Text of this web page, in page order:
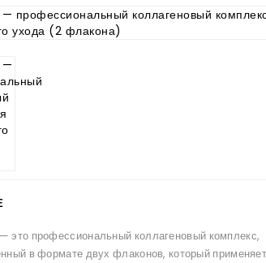
— это профессиональный коллагеновый комплекс,
в формате двух флаконов, который